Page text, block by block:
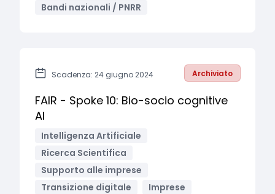
Bandi nazionali / PNRR
Scadenza: 24 giugno 2024 Archiviato
FAIR - Spoke 10: Bio-socio cognitive
AI
Intelligenza Artificiale
Ricerca Scientifica
Supporto alle imprese
Transizione digitale
Imprese